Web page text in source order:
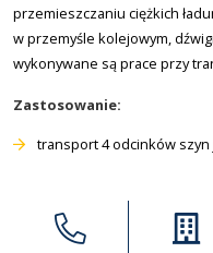
przemieszczaniu ciężkich
w przemyśle kolejowym,
wykonywane są prace przy
Zastosowanie:
transport 4 odcinków